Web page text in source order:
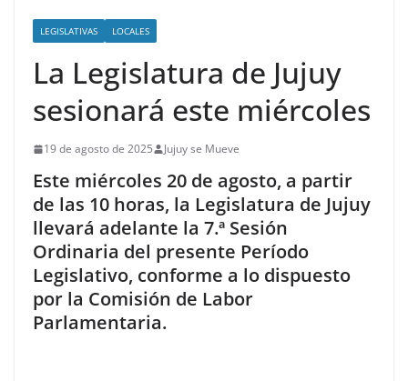
LEGISLATIVAS LOCALES
La Legislatura de Jujuy
sesionará este miércoles
19 de agosto de 2025 Jujuy se Mueve
Este miércoles 20 de agosto, a partir
de las 10 horas, la Legislatura de Jujuy
llevará adelante la 7.ª Sesión
Ordinaria del presente Período
Legislativo, conforme a lo dispuesto
por la Comisión de Labor
Parlamentaria.